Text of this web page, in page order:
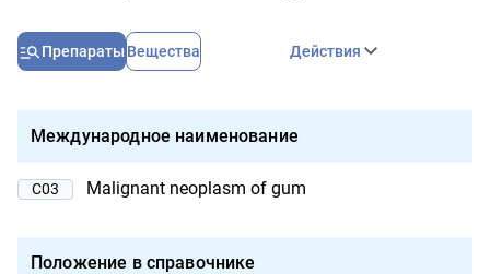
Препараты Вещества Действия
Международное наименование
C03 Malignant neoplasm of gum
Положение в справочнике